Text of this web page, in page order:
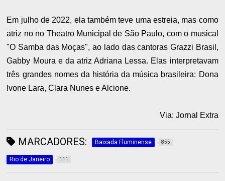
Em julho de 2022, ela também teve uma estreia, mas como
atriz no no Theatro Municipal de São Paulo, com o musical
"O Samba das Moças", ao lado das cantoras Grazzi Brasil,
Gabby Moura e da atriz Adriana Lessa. Elas interpretavam
três grandes nomes da história da música brasileira: Dona
Ivone Lara, Clara Nunes e Alcione.
Via: Jornal Extra
MARCADORES: Baixada Fluminense 855
Rio de Janeiro 111